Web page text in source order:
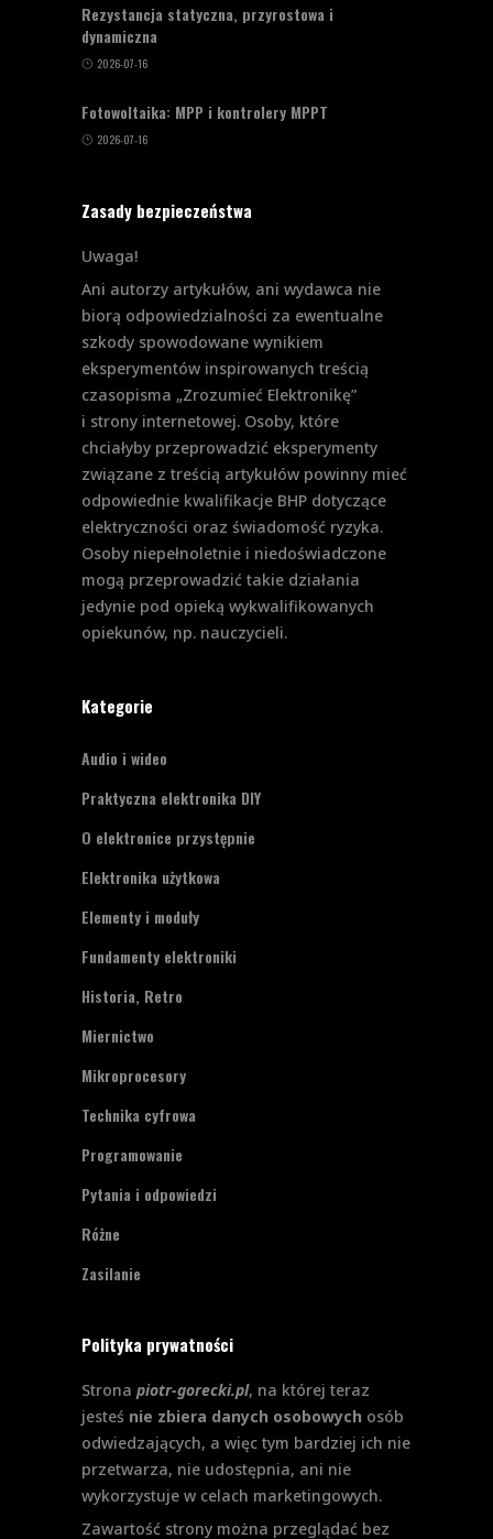
Rezystancja statyczna, przyrostowa i
dynamiczna
2026-07-16
Fotowoltaika: MPP i kontrolery MPPT
2026-07-16
Zasady bezpieczeństwa
Uwaga!
Ani autorzy artykułów, ani wydawca nie
biorą odpowiedzialności za ewentualne
szkody spowodowane wynikiem
eksperymentów inspirowanych treścią
czasopisma „Zrozumieć Elektronikę”
i strony internetowej. Osoby, które
chciałyby przeprowadzić eksperymenty
związane z treścią artykułów powinny mieć
odpowiednie kwalifikacje BHP dotyczące
elektryczności oraz świadomość ryzyka.
Osoby niepełnoletnie i niedoświadczone
mogą przeprowadzić takie działania
jedynie pod opieką wykwalifikowanych
opiekunów, np. nauczycieli.
Kategorie
Audio i wideo
Praktyczna elektronika DIY
O elektronice przystępnie
Elektronika użytkowa
Elementy i moduły
Fundamenty elektroniki
Historia, Retro
Miernictwo
Mikroprocesory
Technika cyfrowa
Programowanie
Pytania i odpowiedzi
Różne
Zasilanie
Polityka prywatności
Strona piotr-gorecki.pl, na której teraz
jesteś nie zbiera danych osobowych osób
odwiedzających, a więc tym bardziej ich nie
przetwarza, nie udostępnia, ani nie
wykorzystuje w celach marketingowych.
Zawartość strony można przeglądać bez